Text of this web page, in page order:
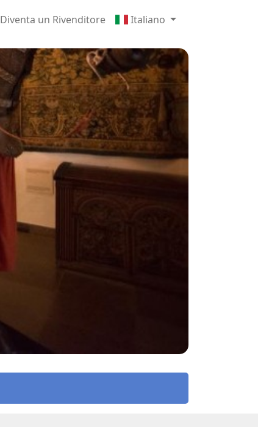
Diventa un Rivenditore Italiano